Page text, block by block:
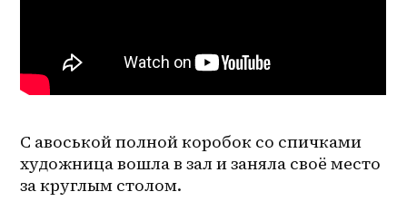
С авоськой полной коробок со спичками
художница вошла в зал и заняла своё место
за круглым столом.